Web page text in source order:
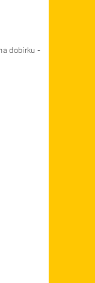
21%
dobírku -